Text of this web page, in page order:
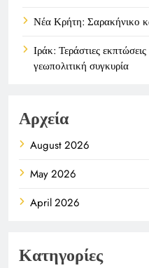
Νέα Κρήτη: Σαρακήνικο
Ιράκ: Τεράστιες
γεωπολιτική συγκυρία
Αρχεία
August 2026
May 2026
April 2026
Κατηγορίες